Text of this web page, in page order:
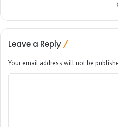
Leave a Reply
Your email address will not be